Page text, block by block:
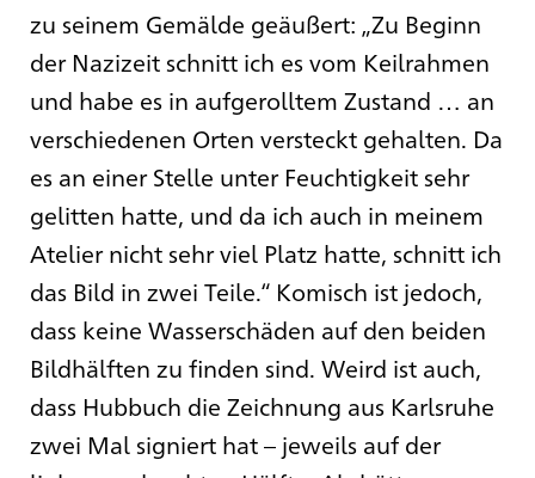
zu seinem Gemälde geäußert: „Zu Beginn
der Nazizeit schnitt ich es vom Keilrahmen
und habe es in aufgerolltem Zustand … an
verschiedenen Orten versteckt gehalten. Da
es an einer Stelle unter Feuchtigkeit sehr
gelitten hatte, und da ich auch in meinem
Atelier nicht sehr viel Platz hatte, schnitt ich
das Bild in zwei Teile.“ Komisch ist jedoch,
dass keine Wasserschäden auf den beiden
Bildhälften zu finden sind. Weird ist auch,
dass Hubbuch die Zeichnung aus Karlsruhe
zwei Mal signiert hat – jeweils auf der